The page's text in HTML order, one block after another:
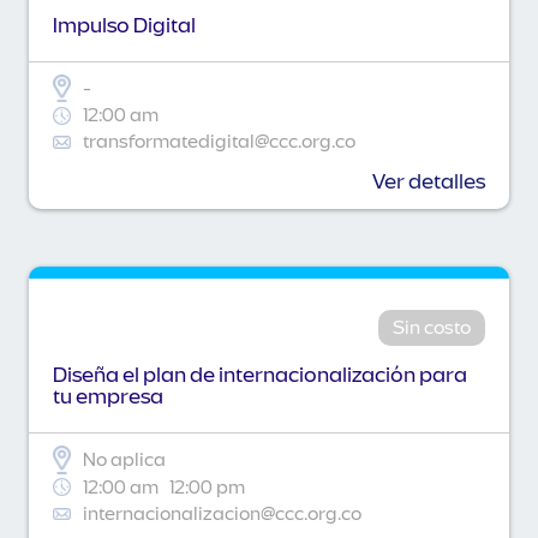
Impulso Digital
-
12:00 am
transformatedigital@ccc.org.co
Ver detalles
Sin costo
Diseña el plan de internacionalización para
tu empresa
No aplica
12:00 am 12:00 pm
internacionalizacion@ccc.org.co